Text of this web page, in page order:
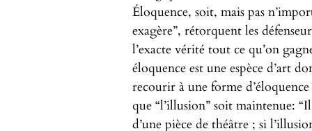
Éloquence, soit, mais pas
exagère”, rétorquent les
l’exacte vérité tout ce qu’on
éloquence est une espèce d’art
recourir à une forme
que “l’illusion” soit maintenue:
d’une pièce de théâtre ; si